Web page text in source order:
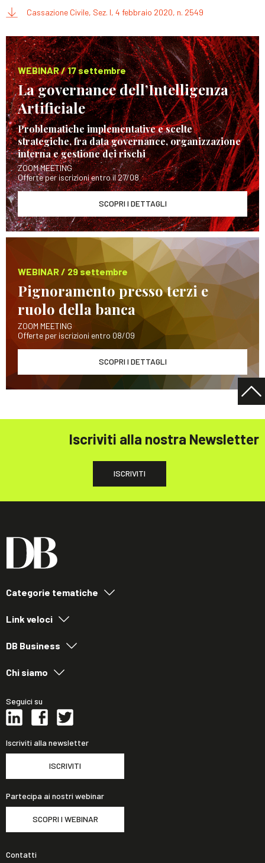
Cassazione Civile, Sez. I, 4 febbraio 2020, n. 2549
WEBINAR / 17 settembre
La governance dell’Intelligenza
Artificiale
Problematiche implementative e scelte
strategiche, fra data governance, organizzazione
interna e gestione dei rischi
ZOOM MEETING
Offerte per iscrizioni entro il 27/08
SCOPRI I DETTAGLI
WEBINAR / 29 settembre
Pignoramento presso terzi e
ruolo della banca
ZOOM MEETING
Offerte per iscrizioni entro 08/09
SCOPRI I DETTAGLI
Iscriviti alla nostra Newsletter
ISCRIVITI
Categorie tematiche
Link veloci
DB Business
Chi siamo
Seguici su
Iscriviti alla newsletter
ISCRIVITI
Partecipa ai nostri webinar
SCOPRI I WEBINAR
Contatti